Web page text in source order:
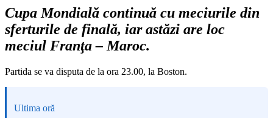
Cupa Mondială continuă cu meciurile din
sferturile de finală, iar astăzi are loc
meciul Franţa – Maroc.
Partida se va disputa de la ora 23.00, la Boston.
Ultima oră